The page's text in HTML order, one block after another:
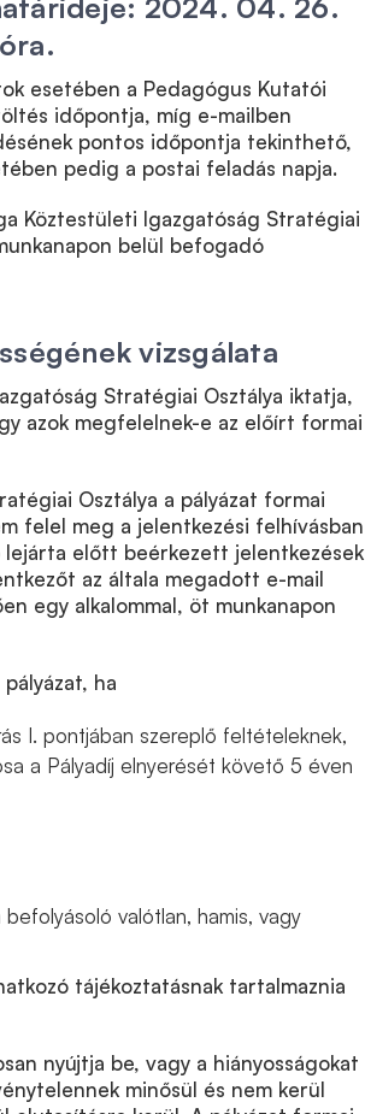
2024. 04. 26.
esetében a Pedagógus Kutatói
időpontja, míg e-mailben
pontos időpontja tekinthető,
pedig a postai feladás napja.
Köztestületi Igazgatóság Stratégiai
belül befogadó
vizsgálata
Stratégiai Osztálya iktatja,
azok megfelelnek-e az előírt formai
Osztálya a pályázat formai
felel meg a jelentkezési felhívásban
előtt beérkezett jelentkezések
az általa megadott e-mail
egy alkalommal, öt munkanapon
ha
I. pontjában szereplő feltételeknek,
a Pályadíj elnyerését követő 5 éven
valótlan, hamis, vagy
tájékoztatásnak tartalmaznia
nyújtja be, vagy a hiányosságokat
minősül és nem kerül